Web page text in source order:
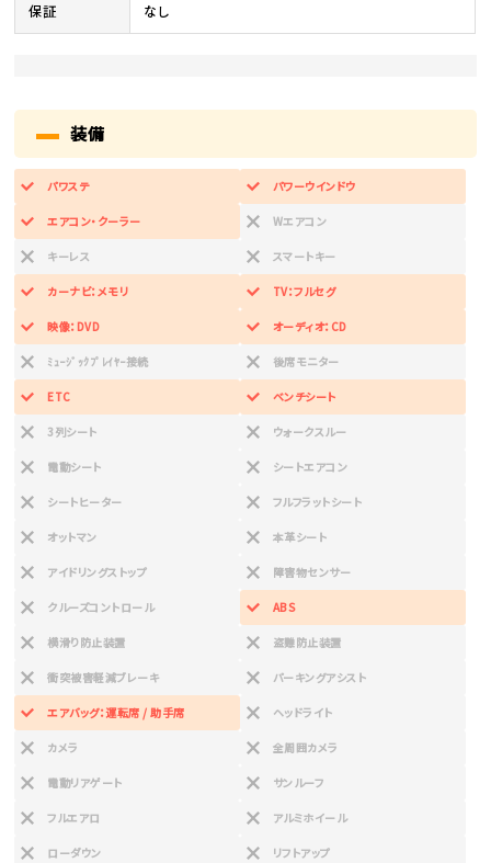
保証 なし
装備
パワステ パワーウインドウ
エアコン・クーラー Wエアコン
キーレス スマートキー
カーナビ：メモリ TV：フルセグ
映像：DVD オーディオ：CD
ﾐｭｰｼﾞｯｸﾌﾟﾚｲﾔｰ接続 後席モニター
ETC ベンチシート
3列シート ウォークスルー
電動シート シートエアコン
シートヒーター フルフラットシート
オットマン 本革シート
アイドリングストップ 障害物センサー
クルーズコントロール ABS
横滑り防止装置 盗難防止装置
衝突被害軽減ブレーキ パーキングアシスト
エアバッグ：運転席 / 助手席 ヘッドライト
カメラ 全周囲カメラ
電動リアゲート サンルーフ
フルエアロ アルミホイール
ローダウン リフトアップ